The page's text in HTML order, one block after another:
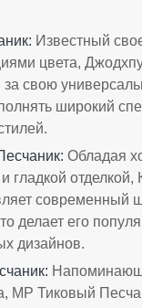
: Известный
цвета,
за свою
широкий
: Обладая
гладкой
современный
делает его
дизайнов.
:
MP Тиковый